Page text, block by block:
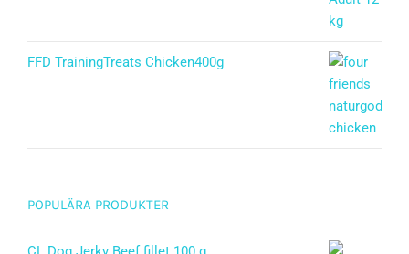
FFD TrainingTreats Chicken400g
POPULÄRA PRODUKTER